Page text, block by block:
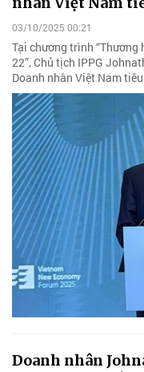
03/10/2025 00:21
Tại chương trình
22”, Chủ tịch IPPG
Doanh nhân Việt Nam
Doanh nhân